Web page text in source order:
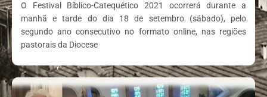
O Festival Bíblico-Catequético 2021 ocorrerá durante a
manhã e tarde do dia 18 de setembro (sábado), pelo
segundo ano consecutivo no formato online, nas regiões
pastorais da Diocese